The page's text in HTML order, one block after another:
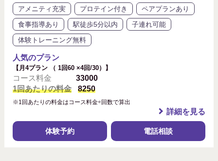
アメニティ充実
プロテイン付き
ペアプランあり
食事指導あり
駅徒歩5分以内
子連れ可能
体験トレーニング無料
人気のプラン
【月4プラン （ 1回60 ×4回/30）】
コース料金
33000
1回あたりの料金
8250
※1回あたりの料金はコース料金÷回数で算出
詳細を見る
体験予約 電話相談